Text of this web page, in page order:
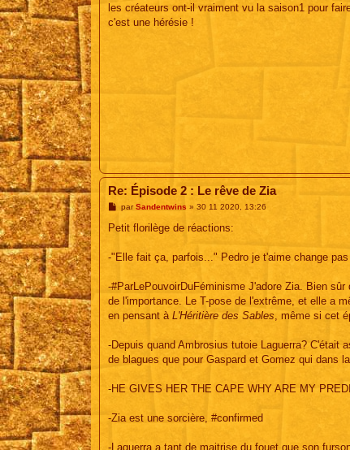
a
g
les créateurs ont-il vraiment vu la saison1 pour
c'est une hérésie !
Re: Épisode 2 : Le rêve de Zia
M
s
g
parSandentwins » 30 11 2020, 13:26
Petit florilège de réactions:
-"Elle fait ça, parfois..." Pedro je t'aime change
-#ParLePouvoirDuFéminisme J'adore Zia. Bien
de l'importance. Le T-pose de l'extrême, et elle a
en pensant à L'Héritière des Sables , même si cet
-Depuis quand Ambrosius tutoie Laguerra?
de blagues que pour Gaspard et Gomez qui dans
-HE GIVES HER THE CAPE WHY ARE MY
-Zia est une sorcière, #confirmed
-Laguerra a tant de maitrise du fouet que son